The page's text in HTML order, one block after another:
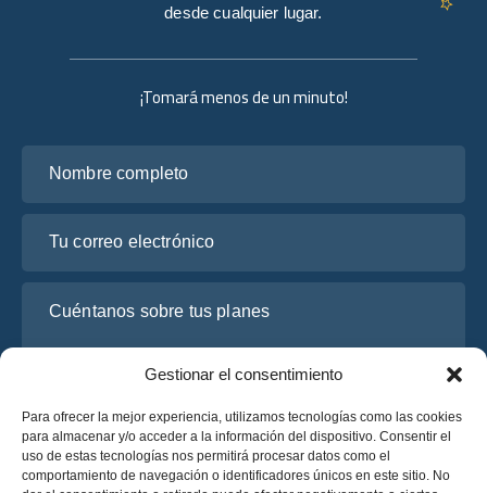
Gestionar el consentimiento
Para ofrecer la mejor experiencia, utilizamos tecnologías como las cookies
para almacenar y/o acceder a la información del dispositivo. Consentir el
uso de estas tecnologías nos permitirá procesar datos como el
comportamiento de navegación o identificadores únicos en este sitio. No
¡Tomará menos de un minuto!
desde cualquier lugar.